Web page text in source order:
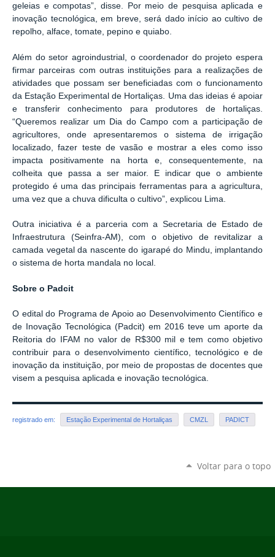
geleias e compotas”, disse. Por meio de pesquisa aplicada e
inovação tecnológica, em breve, será dado início ao cultivo de
repolho, alface, tomate, pepino e quiabo.
Além do setor agroindustrial, o coordenador do projeto espera
firmar parceiras com outras instituições para a realizações de
atividades que possam ser beneficiadas com o funcionamento
da Estação Experimental de Hortaliças. Uma das ideias é apoiar
e transferir conhecimento para produtores de hortaliças.
“Queremos realizar um Dia do Campo com a participação de
agricultores, onde apresentaremos o sistema de irrigação
localizado, fazer teste de vasão e mostrar a eles como isso
impacta positivamente na horta e, consequentemente, na
colheita que passa a ser maior. E indicar que o ambiente
protegido é uma das principais ferramentas para a agricultura,
uma vez que a chuva dificulta o cultivo”, explicou Lima.
Outra iniciativa é a parceria com a Secretaria de Estado de
Infraestrutura (Seinfra-AM), com o objetivo de revitalizar a
camada vegetal da nascente do igarapé do Mindu, implantando
o sistema de horta mandala no local.
Sobre o Padcit
O edital do Programa de Apoio ao Desenvolvimento Científico e
de Inovação Tecnológica (Padcit) em 2016 teve um aporte da
Reitoria do IFAM no valorde R$300 mil etem como objetivo
contribuir para o desenvolvimento científico, tecnológico e de
inovação da instituição, por meio de propostas de docentes que
visem a pesquisa aplicada e inovação tecnológica.
registrado em: Estação Experimental de Hortaliças CMZL PADICT
Voltar para o topo